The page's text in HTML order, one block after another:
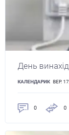
День
КАЛЕНДАРИК ВЕР.
0 0